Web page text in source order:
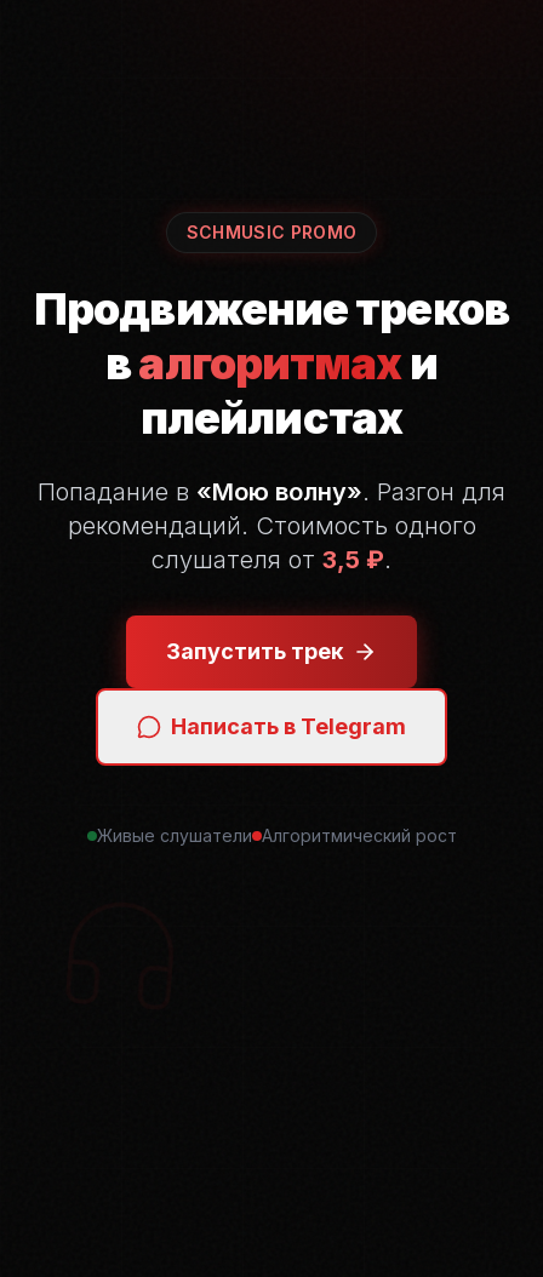
SCHMUSIC PROMO
Продвижение треков
валгоритмахи
плейлистах
Попадание в «Мою волну». Разгон для
рекомендаций. Стоимость одного
слушателя от 3,5 ₽.
Запустить трек
Написать в Telegram
Живые слушатели Алгоритмический рост